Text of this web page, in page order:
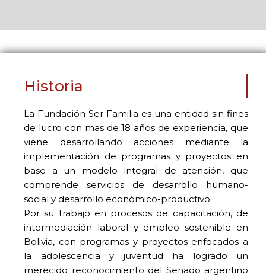
Historia
La Fundación Ser Familia es una entidad sin fines
de lucro con mas de 18 años de experiencia, que
viene desarrollando acciones mediante la
implementación de programas y proyectos en
base a un modelo integral de atención, que
comprende servicios de desarrollo humano-
social y desarrollo económico-productivo.
Por su trabajo en procesos de capacitación, de
intermediación laboral y empleo sostenible en
Bolivia, con programas y proyectos enfocados a
la adolescencia y juventud ha logrado un
merecido reconocimiento del Senado argentino